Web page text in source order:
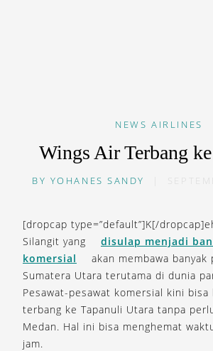
NEWS AIRLINES
Wings Air Terbang
BY YOHANES SANDY
[dropcap type=”default”]K[/
Silangit yang
disulap menjadi
komersial
akan membawa banyak
Sumatera Utara terutama di dunia
Pesawat-pesawat komersial kini bisa
terbang ke Tapanuli Utara tanpa
Medan. Hal ini bisa menghemat
jam.